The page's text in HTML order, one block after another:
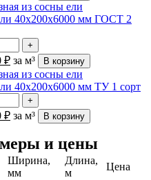
40х200х6000 мм ГОСТ 2
+
₽ за м³ В корзину
40х200х6000 мм ТУ 1 сорт
+
₽ за м³ В корзину
и цены
Ширина,
мм
Длина,
м
Цена